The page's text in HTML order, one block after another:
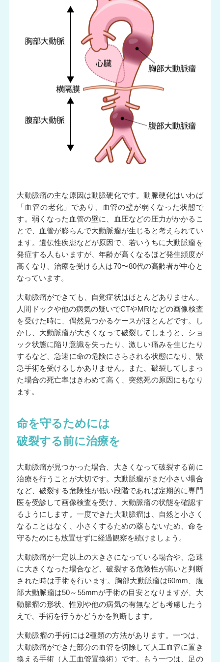
大動脈瘤の主な原因は動脈硬化です。動脈硬化はいわば
「血管の老化」であり、血管の壁が弱くなった状態で
す。弱くなった血管の壁に、血圧などの圧力がかかるこ
とで、血管が膨らんで大動脈瘤が生じると考えられてい
ます。遺伝性疾患などが原因で、若いうちに大動脈瘤を
発症する人もいますが、年齢が高くなるほど発生頻度が
高くなり、治療を受ける人は70〜80代の高齢者が中心と
なっています。
大動脈瘤ができても、自覚症状はほとんどありません。
人間ドックや他の病気の疑いでCTやMRIなどの画像検査
を受けた時に、偶然見つかるケースがほとんどです。し
かし、大動脈瘤が大きくなって破裂してしまうと、ショ
ック状態に陥り意識を失ったり、激しい痛みを生じたり
するなど、急速に命の危険にさらされる状態になり、緊
急手術を受けるしかありません。また、破裂してしまっ
た場合の死亡率はきわめて高く、突然死の原因にもなり
ます。
命を守るためには
破裂する前に治療を
大動脈瘤が見つかった場合、大きくなって破裂する前に
治療を行うことが大切です。大動脈瘤がまだ小さい場合
など、破裂する危険性が低い段階であれば定期的に専門
医を受診して画像検査を受け、大動脈瘤の状態を確認す
るようにします。一度できた大動脈瘤は、自然と小さく
なることはなく、小さくするための薬もないため、命を
守るためにも放置せずに経過観察を続けましょう。
大動脈瘤が一定以上の大きさになっている場合や、急速
に大きくなった場合など、破裂する危険性が高いと判断
された時は手術を行います。胸部大動脈瘤は60mm、腹
部大動脈瘤は50～55mmが手術の目安となりますが、大
動脈瘤の形状、性別や他の病気の有無なども考慮したう
えで、手術を行うかどうかを判断します。
大動脈瘤の手術には2種類の方法があります。一つは、
大動脈瘤ができた部分の血管を切除して人工血管に置き
換える手術（人工血管置換術）です。もう一つは、足の